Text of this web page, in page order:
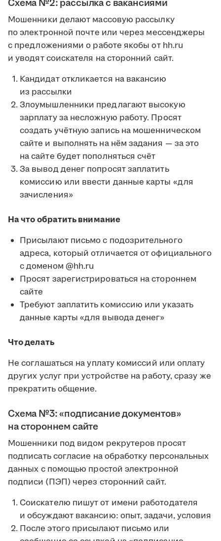
Схема №2: рассылка с вакансиями
Мошенники делают массовую рассылку
по электронной почте или через мессенджеры
с предложениями о работе якобы от hh.ru
и уводят соискателя на сторонний сайт.
Кандидат откликается на вакансию
из рассылки
Злоумышленники предлагают высокую
зарплату за несложную работу. Просят
создать учётную запись на мошенническом
сайте и выполнять на нём задания — за это
на сайте будет пополняться счёт
За вывод денег попросят заплатить
комиссию или ввести данные карты «для
зачисления»
На что обратить внимание
Присылают письмо с подозрительного
адреса, который отличается от официального
с доменом @hh.ru
Просят зарегистрироваться на стороннем
сайте
Требуют заплатить комиссию или указать
данные карты «для вывода денег»
Что делать
Не соглашаться на уплату комиссий или оплату
других услуг при устройстве на работу, сразу же
прекратить общение.
Схема №3: «подписание документов»
на стороннем сайте
Мошенники под видом рекрутеров просят
подписать согласие на обработку персональных
данных с помощью простой электронной
подписи (ПЭП) через сторонний сайт.
Соискателю пишут от имени работодателя
и обсуждают вакансию: опыт, задачи, условия
После этого присылают письмо или